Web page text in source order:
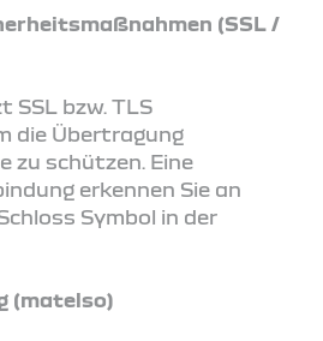
(SSL /
SSL bzw. TLS
die Übertragung
zu schützen. Eine
erkennen Sie an
Symbol in der
(matelso)